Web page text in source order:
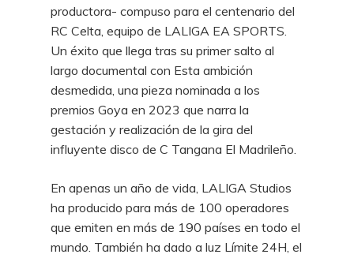
productora- compuso para el centenario del
RC Celta, equipo de LALIGA EA SPORTS.
Un éxito que llega tras su primer salto al
largo documental con Esta ambición
desmedida, una pieza nominada a los
premios Goya en 2023 que narra la
gestación y realización de la gira del
influyente disco de C Tangana El Madrileño.
En apenas un año de vida, LALIGA Studios
ha producido para más de 100 operadores
que emiten en más de 190 países en todo el
mundo. También ha dado a luz Límite 24H, el